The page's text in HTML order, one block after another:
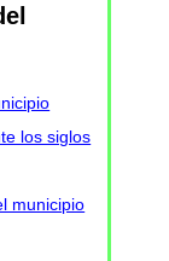
los siglos
municipio